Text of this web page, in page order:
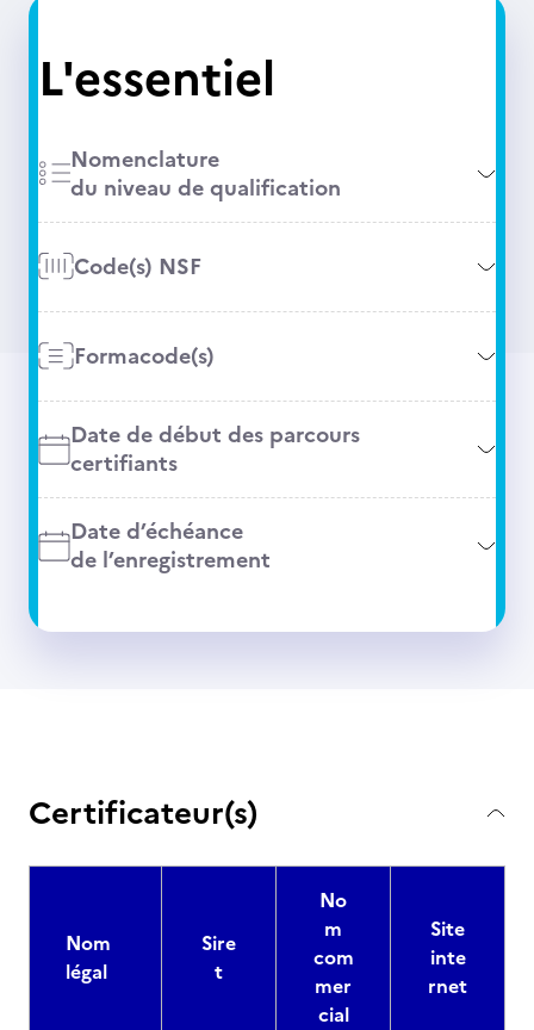
L'essentiel
Nomenclature
du niveau de qualification
Code(s) NSF
Formacode(s)
Date de début des parcours
certifiants
Date d’échéance
de l’enregistrement
Certificateur(s)
Nom
légal
Sire
t
No
m
com
mer
cial
Site
inte
rnet